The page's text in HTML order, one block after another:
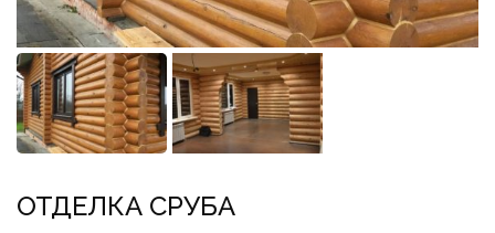
ОТДЕЛКА СРУБА